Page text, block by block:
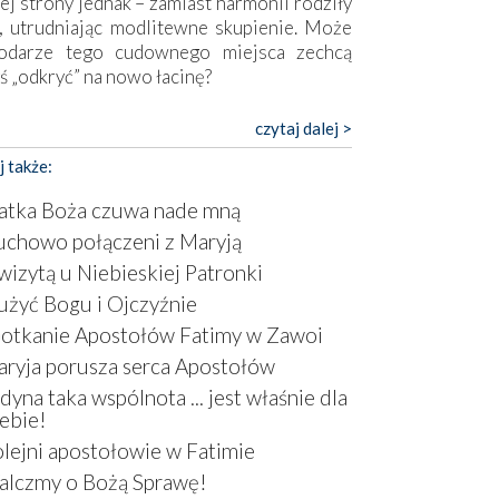
utrudniając modlitewne skupienie. Może
tego cudownego miejsca zechcą
„odkryć” na nowo łacinę?
duch współczesności daje też w
znać o sobie w sposób widoczny gołym
Niby w trosce o prostotę i skromność
się on jak może zasłonić sanktuarium,
wokół betonowe bryły, z których
nawet zostały poświęcone jako miejsca
kultu. Tylko co wspólnego z żywą,
wiarą mogą mieć płaskie, szare
albo kaplice, w których Tabernakulum
bardziej skrzynkę na narzędzia? Albo
o ustawionym tuż przy nowej
wielkim krzyżu, na którym zamiast
umieszczono dziwaczną postać jakby
ze starożytnych hieroglifów? W
kontekście naszych czasów to raczej
czytaj dalej >
także:
Boża czuwa nade mną
połączeni z Maryją
u Niebieskiej Patronki
Bogu i Ojczyźnie
Apostołów Fatimy w Zawoi
porusza serca Apostołów
taka wspólnota ... jest właśnie dla
apostołowie w Fatimie
o Bożą Sprawę!